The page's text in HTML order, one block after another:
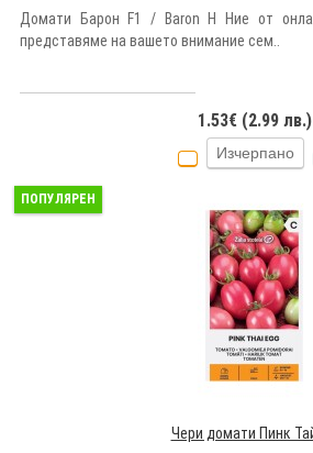
Домати Барон F1 / Baron H Ние от
представяме на вашето внимание сем..
1.53€ (2.99 лв.)
Изчерпано
ПОПУЛЯРЕН
Чери домати Пинк